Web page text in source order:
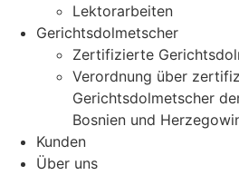
Lektorarbeiten
Gerichtsdolmetscher
Zertifizierte
Verordnung über
Gerichtsdolmetscher
Bosnien und
Kunden
Über uns